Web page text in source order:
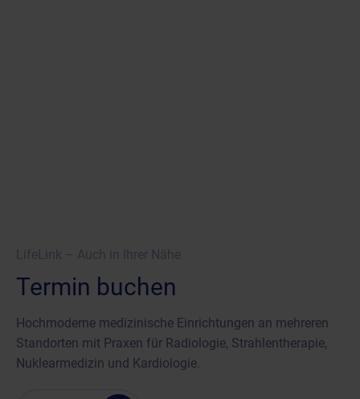
Termin buchen
Hochmoderne medizinische Einrichtungen an mehreren
Standorten mit Praxen für Radiologie, Strahlentherapie,
Nuklearmedizin und Kardiologie.